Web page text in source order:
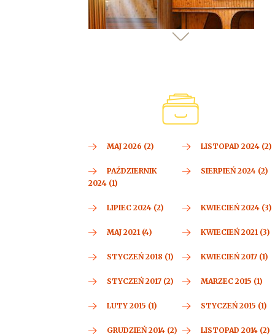
MAJ 2026 (2) LISTOPAD 2024 (2)
PAŹDZIERNIK
2024 (1)
SIERPIEŃ 2024 (2)
LIPIEC 2024 (2) KWIECIEŃ 2024 (3)
MAJ 2021 (4) KWIECIEŃ 2021 (3)
STYCZEŃ 2018 (1) KWIECIEŃ 2017 (1)
STYCZEŃ 2017 (2) MARZEC 2015 (1)
LUTY 2015 (1) STYCZEŃ 2015 (1)
GRUDZIEŃ 2014 (2) LISTOPAD 2014 (2)